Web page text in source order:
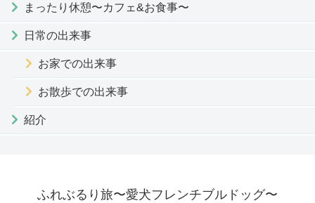
まったり休憩〜カフェ&お食事〜
日常の出来事
お家での出来事
お散歩での出来事
紹介
ふれぶるり旅〜愛犬フレンチブルドッグ〜